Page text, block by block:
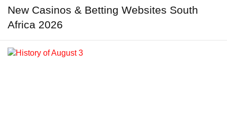
New Casinos & Betting Websites South
Africa 2026